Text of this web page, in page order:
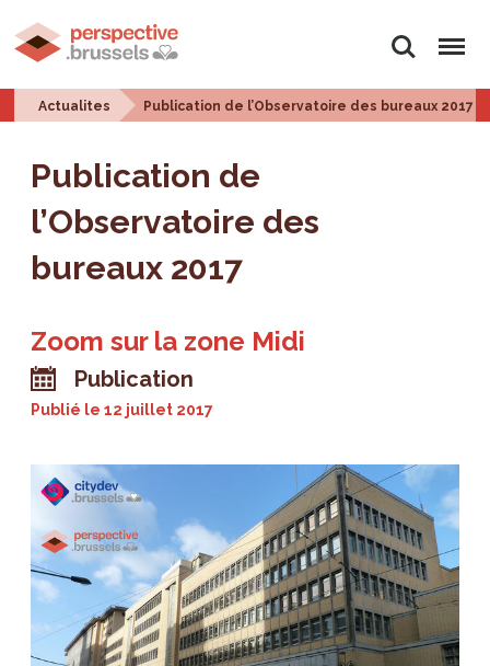
Rechercher
Menu
Actualites Publication de l’Observatoire des bureaux 2017
Publication de
l’Observatoire des
bureaux 2017
Zoom sur la zone Midi
Publication
Publié le12 juillet 2017